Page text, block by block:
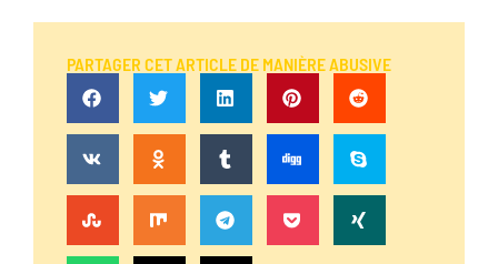
PARTAGER CET ARTICLE DE MANIÈRE ABUSIVE